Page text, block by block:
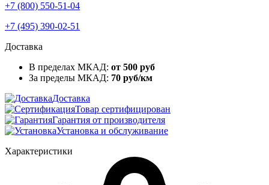
+7 (800) 550-51-04
+7 (495) 390-02-51
Доставка
В пределах МКАД: от 500 руб
За пределы МКАД: 70 руб/км
Доставка
Товар сертифицирован
Гарантия от производителя
Установка и обслуживание
Характеристики